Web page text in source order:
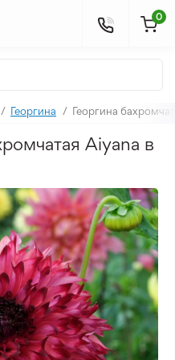
0
Георгина Георгина
Aiyana в